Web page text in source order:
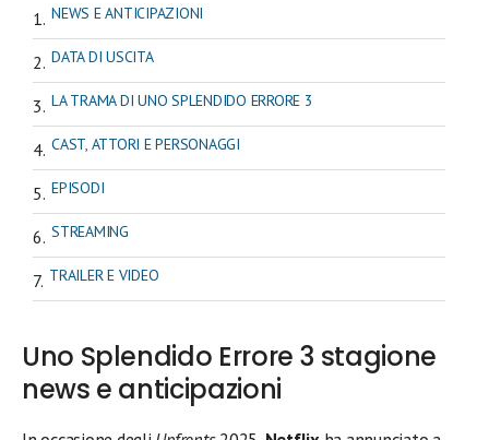
NEWS E ANTICIPAZIONI
DATA DI USCITA
LA TRAMA DI UNO SPLENDIDO ERRORE 3
CAST, ATTORI E PERSONAGGI
EPISODI
STREAMING
TRAILER E VIDEO
Uno Splendido Errore 3 stagione
news e anticipazioni